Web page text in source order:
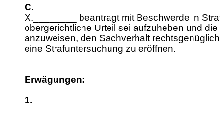
C.
X.________ beantragt mit Beschwerde in
obergerichtliche Urteil sei aufzuheben und
anzuweisen, den Sachverhalt
eine Strafuntersuchung zu eröffnen.
Erwägungen:
1.